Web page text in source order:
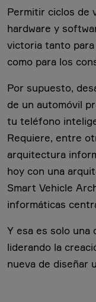
Permitir ciclos de
hardware y
victoria tanto
como para los
Por supuesto,
de un automóvil
tu teléfono
Requiere, entre
arquitectura
hoy con una
Smart Vehicle
informáticas
Y esa es solo una
liderando la
nueva de diseñar